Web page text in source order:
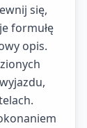
się,
formułę
opis.